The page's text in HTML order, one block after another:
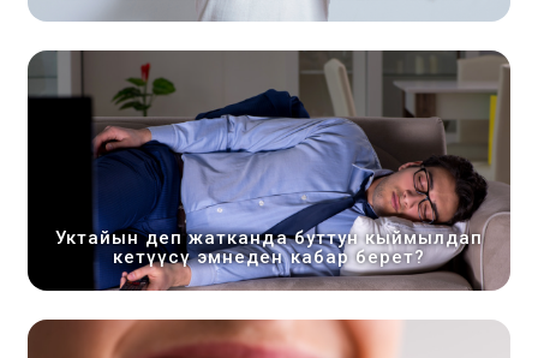
Уктайын деп жатканда буттун кыймылдап
кетүүсү эмнеден кабар берет?